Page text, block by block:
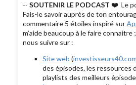
--SOUTENIR LE PODCAST ❤️Le
Fais-le savoir auprès de ton
commentaire 5 étoiles inspiré sur
m’aide beaucoup à le faire
nous suivre sur :
Site web (investisseurs40.com
des épisodes, les ressources
playlists des meilleurs